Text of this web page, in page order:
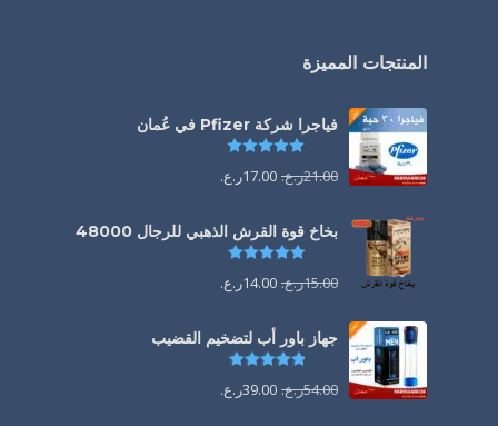
المنتجات المميزة
فياجرا شركة Pfizer في عُمان
21.00ر.ع. 17.00ر.ع.
بخاخ قوة القرش الذهبي للرجال 48000
تم التقييم
15.00ر.ع. 14.00ر.ع.
جهاز باور أب لتضخيم القضيب
تم التقييم
54.00ر.ع. 39.00ر.ع.